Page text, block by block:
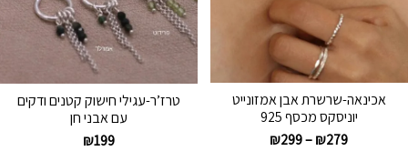
אכינאה-שרשרת אבן אמזונייט
יוניסקס מכסף 925
₪279
–
₪299
טרז’ר-עגילי חישוק קטנים ודקים
עם אבני חן
₪199